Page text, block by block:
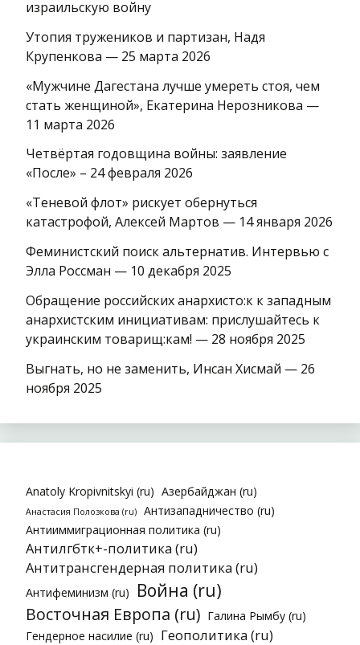
израильскую войну
Утопия тружеников и партизан, Надя
Крупенкова — 25 марта 2026
«Мужчине Дагестана лучше умереть стоя, чем
стать женщиной», Екатерина Нерозникова —
11 марта 2026
Четвёртая годовщина войны: заявление
«После» – 24 февраля 2026
«Теневой флот» рискует обернуться
катастрофой, Алексей Мартов — 14 января 2026
Феминистский поиск альтернатив. Интервью с
Элла Россман — 10 декабря 2025
Обращение российских анархисто:к к западным
анархистским инициативам: прислушайтесь к
украинским товарищ:кам! — 28 ноября 2025
Выгнать, но не заменить, Инсан Хисмай — 26
ноября 2025
Anatoly Kropivnitskyi (ru) Азербайджан (ru)
Анастасия Полозкова (ru)
Антизападничество (ru)
Антииммиграционная политика (ru)
Антилгбтк+-политика (ru)
Антитрансгендерная политика (ru)
Антифеминизм (ru) Война (ru)
Восточная Европа (ru) Галина Рымбу (ru)
Гендерное насилие (ru) Геополитика (ru)